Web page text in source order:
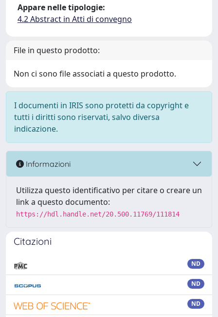
Appare nelle tipologie:
4.2 Abstract in Atti di convegno
File in questo prodotto:
Non ci sono file associati a questo prodotto.
I documenti in IRIS sono protetti da copyright e
tutti i diritti sono riservati, salvo diversa
indicazione.
Informazioni
Utilizza questo identificativo per citare o creare un
link a questo documento:
https://hdl.handle.net/20.500.11769/111814
Citazioni
ND
ND
ND